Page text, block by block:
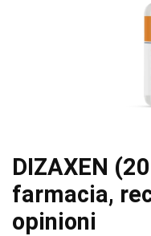
DIZAXEN
farmacia,
opinioni